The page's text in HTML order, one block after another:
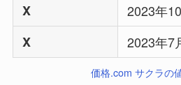
X
2023年
X
2023年7
価格.com サクラの